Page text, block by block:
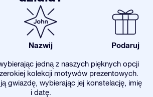
Nazwij Podaruj
jedną z naszych pięknych opcji
kolekcji motywów prezentowych.
gwiazdę, wybierając jej konstelację, imię
i datę.